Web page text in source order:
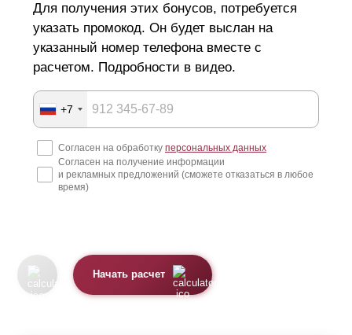
Для получения этих бонусов, потребуется
указать промокод. Он будет выслан на
указанный номер телефона вместе с
расчетом. Подробности в видео.
+7
Согласен на обработку персональных данных
Согласен на получение информации
и рекламных предложений (сможете отказаться в любое
время)
Начать расчет